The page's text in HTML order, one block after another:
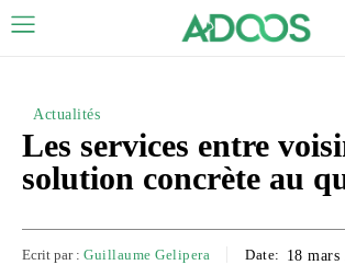
Actualités
Les services entre
solution concrète au
Ecrit par : Guillaume Gelipera Date: 18 mars